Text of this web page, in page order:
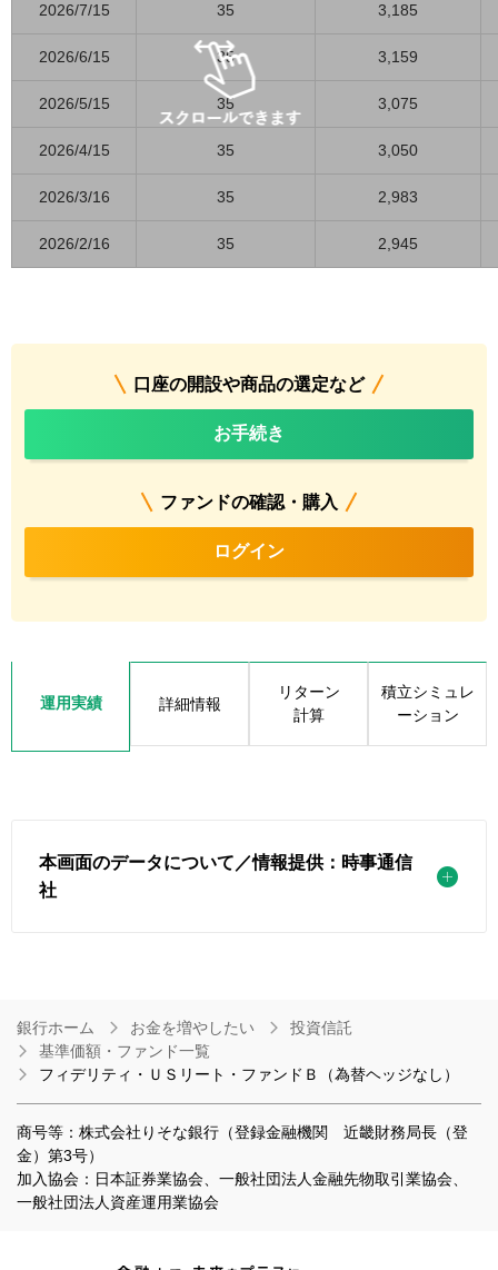
2026/7/15 35 3,185
2026/6/15 35 3,159
2026/5/15 35 3,075
2026/4/15 35 3,050
2026/3/16 35 2,983
2026/2/16 35 2,945
口座の開設や商品の選定など
お手続き
ファンドの確認・購入
ログイン
運用実績 詳細情報
リターン
計算
積立シミュレ
ーション
本画面のデータについて／情報提供：時事通信
社
銀行ホーム お金を増やしたい
投資信託
基準価額・ファンド一覧
フィデリティ・ＵＳリート・ファンドＢ（為替ヘッジなし）
商号等：株式会社りそな銀行（登録金融機関 近畿財務局長（登
金）第3号）
加入協会：日本証券業協会、一般社団法人金融先物取引業協会、
一般社団法人資産運用業協会